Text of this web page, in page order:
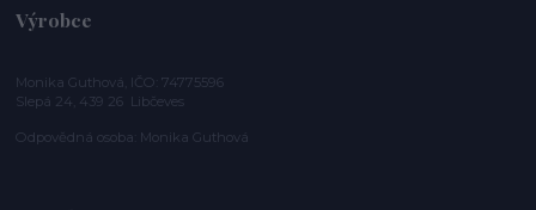
Výrobce
Monika Guthová, IČO: 74775596
Slepá 24, 439 26 Libčeves
Odpovědná osoba: Monika Guthová